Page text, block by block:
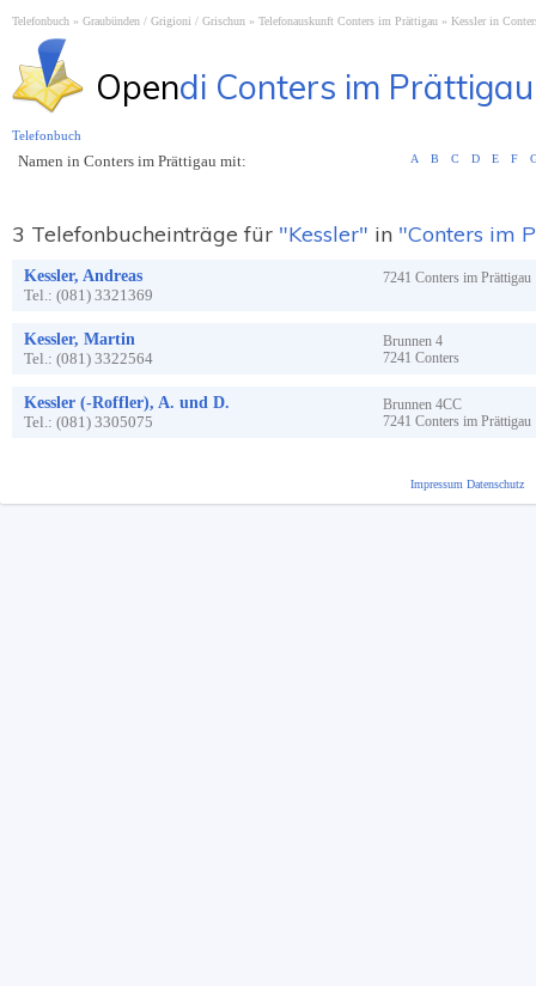
Telefonbuch Graubünden / Grigioni / Grischun Telefonauskunft Conters im Prättigau Kessler in
Opendi Conters im Prättigau
Namen in Conters im Prättigau mit: A B C D E F
3 Telefonbucheinträge für "Kessler" in "Conters im
Kessler, Andreas
Tel.: (081) 3321369
7241 Conters im Prättigau
Kessler, Martin
Tel.: (081) 3322564
Brunnen 4
7241 Conters
Kessler (-Roffler), A. und D.
Tel.: (081) 3305075
Brunnen 4CC
7241 Conters im Prättigau
Telefonbuch
Impressum Datenschutz